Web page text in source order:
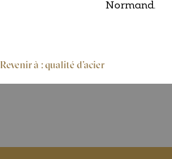
Normand.
Revenir à : qualité d’acier